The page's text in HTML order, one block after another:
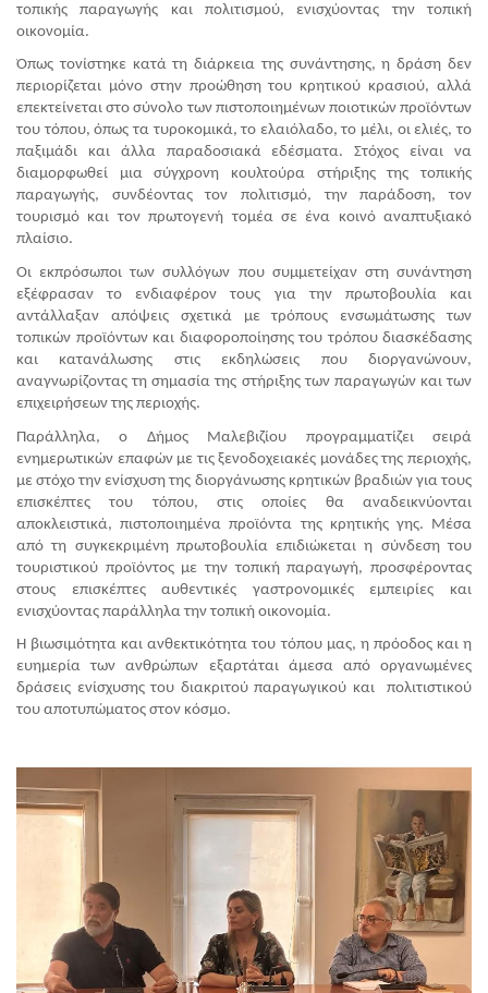
τοπικής παραγωγής και πολιτισμού, ενισχύοντας την τοπική
οικονομία.
Όπως τονίστηκε κατά τη διάρκεια της συνάντησης, η δράση δεν
περιορίζεται μόνο στην προώθηση του κρητικού κρασιού, αλλά
επεκτείνεται στο σύνολο των πιστοποιημένων ποιοτικών προϊόντων
του τόπου, όπως τα τυροκομικά, το ελαιόλαδο, το μέλι, οι ελιές, το
παξιμάδι και άλλα παραδοσιακά εδέσματα. Στόχος είναι να
διαμορφωθεί μια σύγχρονη κουλτούρα στήριξης της τοπικής
παραγωγής, συνδέοντας τον πολιτισμό, την παράδοση, τον
τουρισμό και τον πρωτογενή τομέα σε ένα κοινό αναπτυξιακό
πλαίσιο.
Οι εκπρόσωποι των συλλόγων που συμμετείχαν στη συνάντηση
εξέφρασαν το ενδιαφέρον τους για την πρωτοβουλία και
αντάλλαξαν απόψεις σχετικά με τρόπους ενσωμάτωσης των
τοπικών προϊόντων και διαφοροποίησης του τρόπου διασκέδασης
και κατανάλωσης στις εκδηλώσεις που διοργανώνουν,
αναγνωρίζοντας τη σημασία της στήριξης των παραγωγών και των
επιχειρήσεων της περιοχής.
Παράλληλα, ο Δήμος Μαλεβιζίου προγραμματίζει σειρά
ενημερωτικών επαφών με τις ξενοδοχειακές μονάδες της περιοχής,
με στόχο την ενίσχυση της διοργάνωσης κρητικών βραδιών για τους
επισκέπτες του τόπου, στις οποίες θα αναδεικνύονται
αποκλειστικά, πιστοποιημένα προϊόντα της κρητικής γης. Μέσα
από τη συγκεκριμένη πρωτοβουλία επιδιώκεται η σύνδεση του
τουριστικού προϊόντος με την τοπική παραγωγή, προσφέροντας
στους επισκέπτες αυθεντικές γαστρονομικές εμπειρίες και
ενισχύοντας παράλληλα την τοπική οικονομία.
Η βιωσιμότητα και ανθεκτικότητα του τόπου μας, η πρόοδος και η
ευημερία των ανθρώπων εξαρτάται άμεσα από οργανωμένες
δράσεις ενίσχυσης του διακριτού παραγωγικού και  πολιτιστικού
του αποτυπώματος στον κόσμο.